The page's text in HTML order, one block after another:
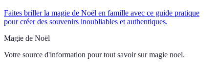
Faites briller la magie de Noël en famille avec ce guide pratique
pour créer des souvenirs inoubliables et authentiques.
Magie de Noël
Votre source d'information pour tout savoir sur magie noel.